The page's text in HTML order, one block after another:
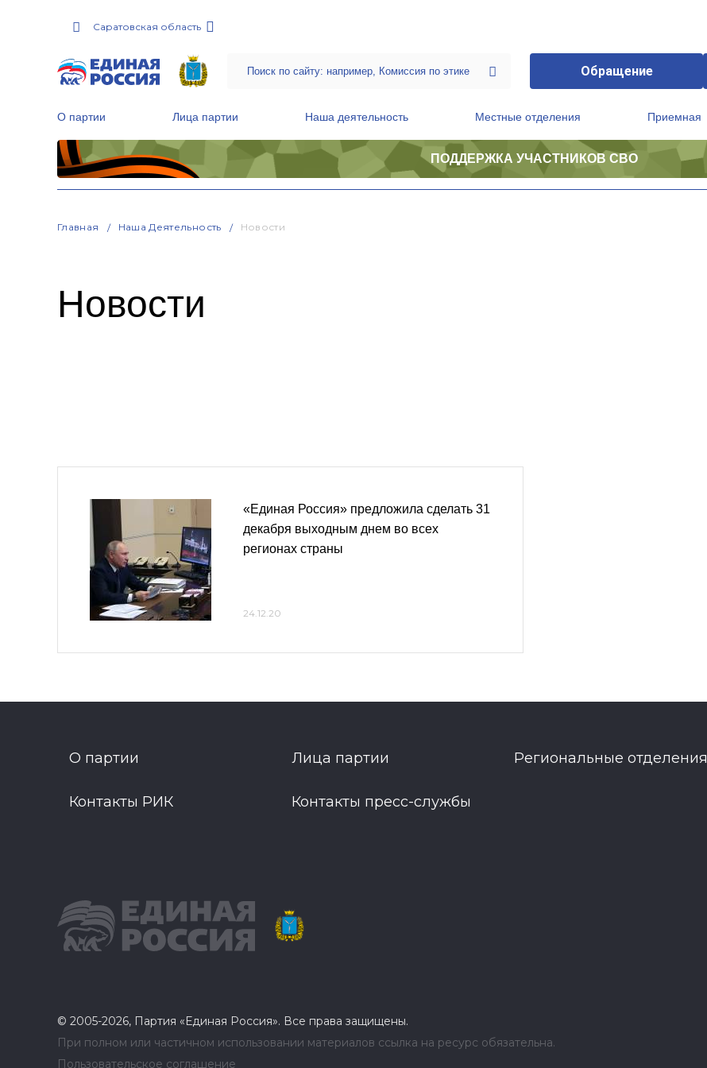
Саратовская область
Обращение
О партии Лица партии Наша деятельность Местные отделения Приемная
ПОДДЕРЖКА УЧАСТНИКОВ СВО
Главная Наша Деятельность Новости
Новости
«Единая Россия» предложила сделать 31
декабря выходным днем во всех
регионах страны
24.12.20
О партии Лица партии Региональные отделения
Контакты РИК Контакты пресс-службы
© 2005-2026, Партия «Единая Россия». Все права защищены.
При полном или частичном использовании материалов ссылка на ресурс обязательна.
Пользовательское соглашение